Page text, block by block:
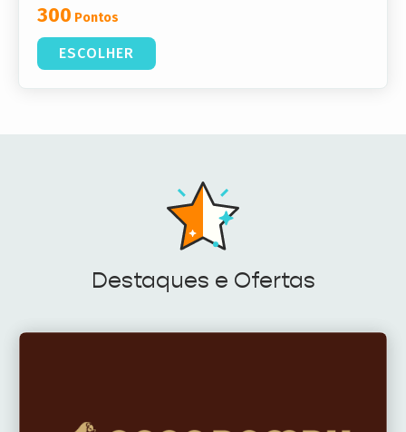
300 Pontos
ESCOLHER
Destaques e Ofertas